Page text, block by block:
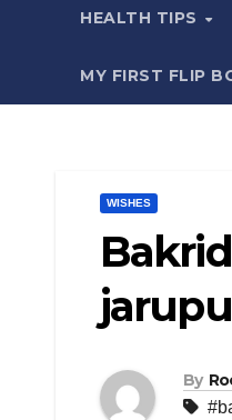
HEALTH TIPS
MY FIRST FLIP
WISHES
By